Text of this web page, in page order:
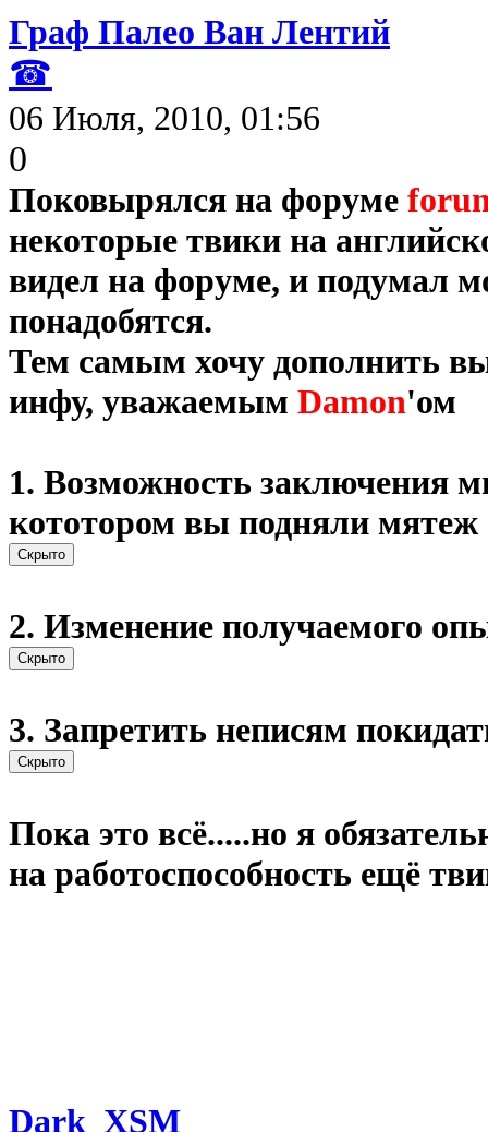
Граф Палео Ван Лентий
☎
06 Июля, 2010, 01:56
0
Поковырялся на форуме
некоторые твики на
видел на форуме, и подумал
понадобятся.
Тем самым хочу дополнить
инфу, уважаемым Damon'ом
1. Возможность заключения
кототором вы подняли мятеж
2. Изменение получаемого
3. Запретить неписям
Пока это всё.....но я
на работоспособность ещё
Dark_XSM